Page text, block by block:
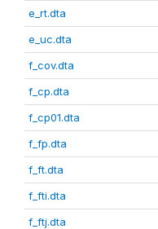
e_rt.dta
e_uc.dta
f_cov.dta
f_cp.dta
f_cp01.dta
f_fp.dta
f_ft.dta
f_fti.dta
f_ftj.dta